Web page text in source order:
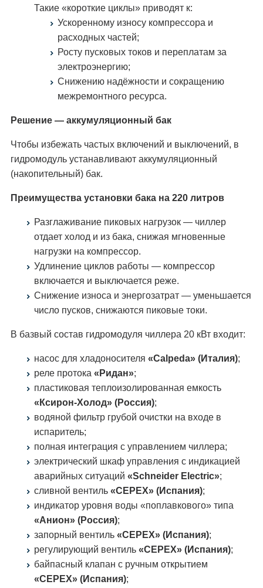
Такие «короткие циклы» приводят к:
Ускоренному износу компрессора и
расходных частей;
Росту пусковых токов и переплатам за
электроэнергию;
Снижению надёжности и сокращению
межремонтного ресурса.
Решение — аккумуляционный бак
Чтобы избежать частых включений и выключений, в
гидромодуль устанавливают аккумуляционный
(накопительный) бак.
Преимущества установки бака на 220 литров
Разглаживание пиковых нагрузок — чиллер
отдает холод и из бака, снижая мгновенные
нагрузки на компрессор.
Удлинение циклов работы — компрессор
включается и выключается реже.
Снижение износа и энергозатрат — уменьшается
число пусков, снижаются пиковые токи.
В базвый состав гидромодуля чиллера 20 кВт входит:
насос для хладоносителя «Calpeda» (Италия);
реле протока «Ридан»;
пластиковая теплоизолированная емкость
«Ксирон-Холод» (Россия);
водяной фильтр грубой очистки на входе в
испаритель;
полная интеграция с управлением чиллера;
электрический шкаф управления с индикацией
аварийных ситуаций «Schneider Electric»;
сливной вентиль «CEPEX» (Испания);
индикатор уровня воды «поплавкового» типа
«Анион» (Россия);
запорный вентиль «CEPEX» (Испания);
регулирующий вентиль «CEPEX» (Испания);
байпасный клапан с ручным открытием
«CEPEX» (Испания);